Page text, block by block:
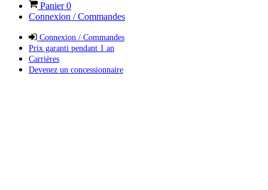
Panier0
Connexion / Commandes
Connexion / Commandes
Prix garanti pendant 1 an
Carrières
Devenez un concessionnaire